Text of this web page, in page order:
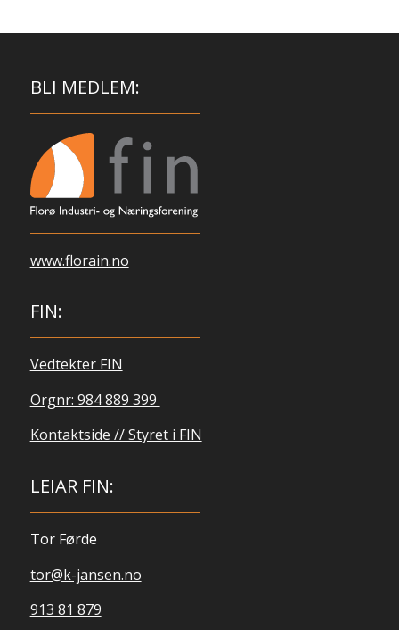
BLI MEDLEM:
www.florain.no
FIN:
Vedtekter FIN
Orgnr: 984 889 399
Kontaktside // Styret i FIN
LEIAR FIN:
Tor Førde
tor@k-jansen.no
913 81 879